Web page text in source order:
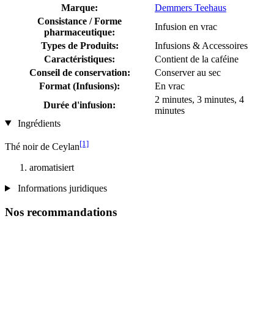
Marque:
Demmers Teehaus
Consistance / Forme
pharmaceutique:
Infusion en vrac
Types de Produits:
Infusions & Accessoires
Caractéristiques:
Contient de la caféine
Conseil de conservation:
Conserver au sec
Format (Infusions):
En vrac
Durée d'infusion:
2 minutes, 3 minutes, 4
minutes
Ingrédients
Thé noir de Ceylan[1]
aromatisiert
Informations juridiques
Nos recommandations